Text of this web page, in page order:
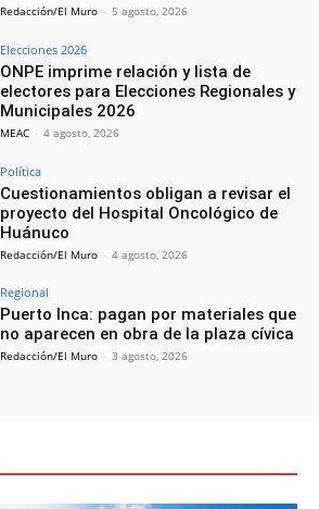
Redacción/El Muro - 5 agosto, 2026
Elecciones 2026
ONPE imprime relación y lista de
electores para Elecciones Regionales y
Municipales 2026
MEAC - 4 agosto, 2026
Política
Cuestionamientos obligan a revisar el
proyecto del Hospital Oncológico de
Huánuco
Redacción/El Muro - 4 agosto, 2026
Regional
Puerto Inca: pagan por materiales que
no aparecen en obra de la plaza cívica
Redacción/El Muro - 3 agosto, 2026